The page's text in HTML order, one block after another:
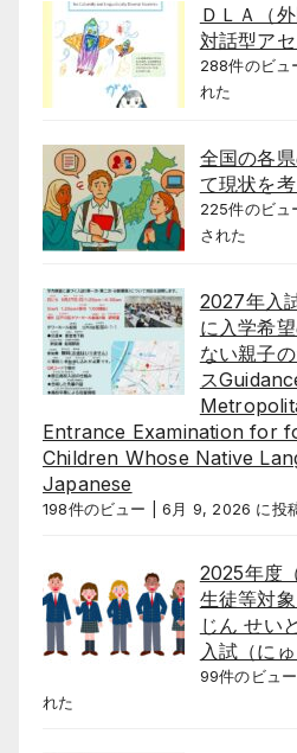
ＤＬＡ（
対話型ア
288件のビュ
れた
全国の各
て現状を
225件のビュ
された
2027年入
に入学希
ない親子
ス
Entrance Examination for
Children Whose Native
Japanese
198件のビュー |6月 9, 2026 に投
2025年度
生徒等対
じん せい
入試（に
99件のビュー
れた